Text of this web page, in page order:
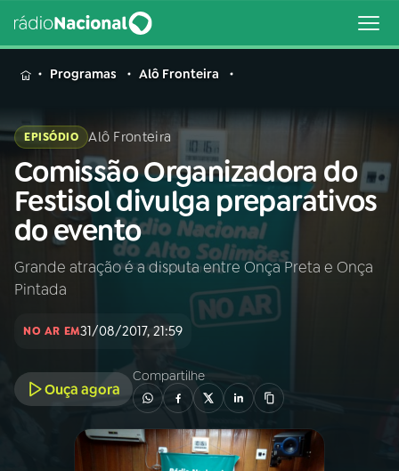
MENU
Buscar
na
Rádio
Nacional
Buscar
AO VIVO
INÍCIO
A RÁDIO
PROGRAMAÇÃO
Programas Alô Fronteira
EPISÓDIO Alô Fronteira
Comissão Organizadora do
Festisol divulga preparativos
do evento
Grande atração é a disputa entre Onça Preta e Onça
Pintada
NO AR EM31/08/2017, 21:59
Ouça agora
Compartilhe